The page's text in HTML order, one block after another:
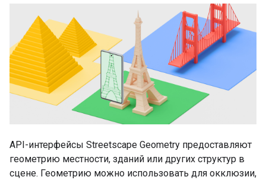
API-интерфейсы Streetscape Geometry предоставляют
геометрию местности, зданий или других структур в
сцене. Геометрию можно использовать для окклюзии,